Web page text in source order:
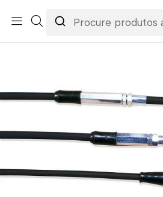
Acessórios & Personalização
Cabos
Cabo de Acelerador Gas Gas EC